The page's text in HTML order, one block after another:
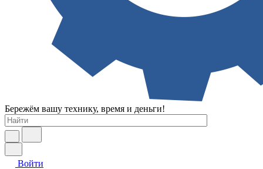
Бережём вашу технику, время и деньги!
Войти